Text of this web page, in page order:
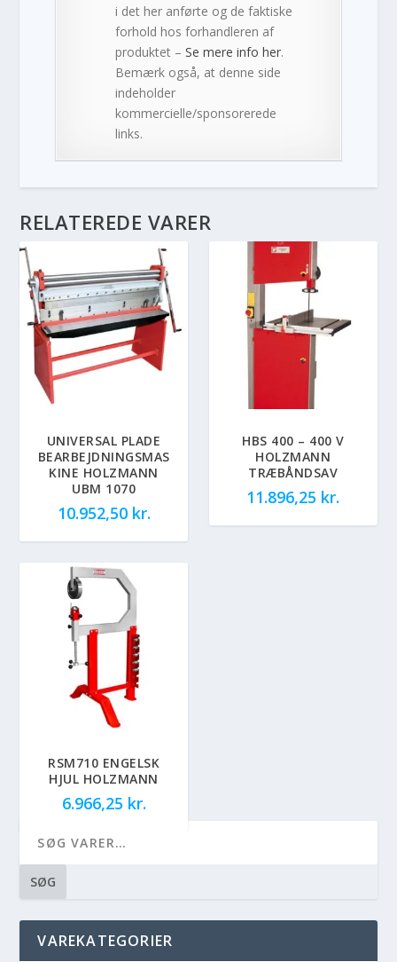
i det her anførte og de faktiske
forhold hos forhandleren af
produktet –Se mere info her.
Bemærk også, at denne side
indeholder
kommercielle/sponsorerede
links.
RELATEREDE VARER
UNIVERSAL PLADE
BEARBEJDNINGSMAS
KINE HOLZMANN
UBM 1070
10.952,50 kr.
HBS 400 – 400 V
HOLZMANN
TRÆBÅNDSAV
11.896,25 kr.
RSM710 ENGELSK
HJUL HOLZMANN
6.966,25 kr.
SØG
VAREKATEGORIER